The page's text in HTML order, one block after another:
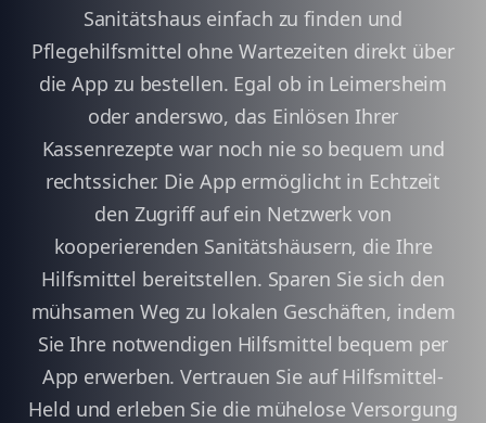
Sanitätshaus einfach zu finden und
Pflegehilfsmittel ohne Wartezeiten direkt über
die App zu bestellen. Egal ob in Leimersheim
oder anderswo, das Einlösen Ihrer
Kassenrezepte war noch nie so bequem und
rechtssicher. Die App ermöglicht in Echtzeit
den Zugriff auf ein Netzwerk von
kooperierenden Sanitätshäusern, die Ihre
Hilfsmittel bereitstellen. Sparen Sie sich den
mühsamen Weg zu lokalen Geschäften, indem
Sie Ihre notwendigen Hilfsmittel bequem per
App erwerben. Vertrauen Sie auf Hilfsmittel-
Held und erleben Sie die mühelose Versorgung